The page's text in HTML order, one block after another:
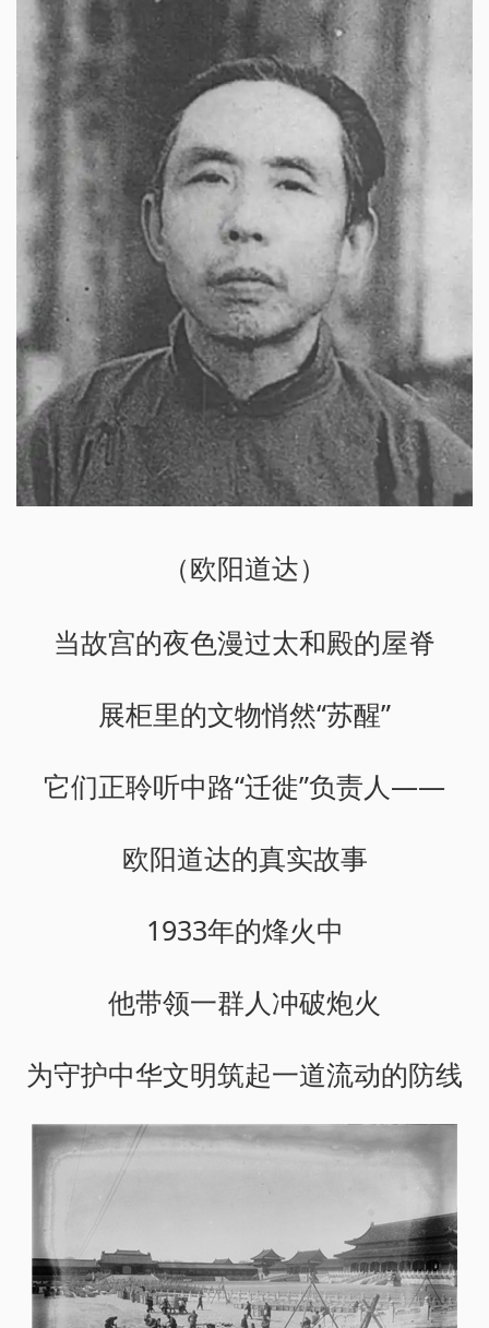
（欧阳道达）
当故宫的夜色漫过太和殿的屋脊
展柜里的文物悄然“苏醒”
它们正聆听中路“迁徙”负责人——
欧阳道达的真实故事
1933年的烽火中
他带领一群人冲破炮火
为守护中华文明筑起一道流动的防线